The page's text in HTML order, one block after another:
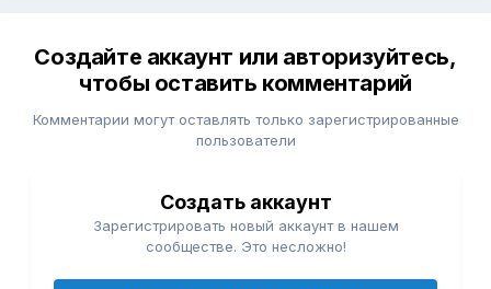
Создайте аккаунт или авторизуйтесь,
чтобы оставить комментарий
Комментарии могут оставлять только зарегистрированные
пользователи
Создать аккаунт
Зарегистрировать новый аккаунт в нашем
сообществе. Это несложно!